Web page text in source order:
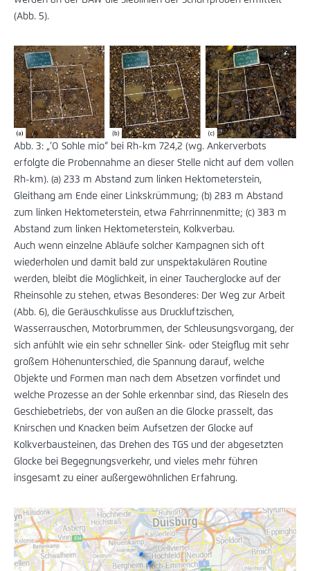
(Abb. 5).
Abb. 3: „’O Sohle mio“ bei Rh-km 724,2 (wg. Ankerverbots
erfolgte die Probennahme an dieser Stelle nicht auf dem vollen
Rh-km). (a) 233 m Abstand zum linken Hektometerstein,
Gleithang am Ende einer Linkskrümmung; (b) 283 m Abstand
zum linken Hektometerstein, etwa Fahrrinnenmitte; (c) 383 m
Abstand zum linken Hektometerstein, Kolkverbau.
Auch wenn einzelne Abläufe solcher Kampagnen sich oft
wiederholen und damit bald zur unspektakulären Routine
werden, bleibt die Möglichkeit, in einer Taucherglocke auf der
Rheinsohle zu stehen, etwas Besonderes: Der Weg zur Arbeit
(Abb. 6), die Geräuschkulisse aus Druckluftzischen,
Wasserrauschen, Motorbrummen, der Schleusungsvorgang, der
sich anfühlt wie ein sehr schneller Sink- oder Steigflug mit sehr
großem Höhenunterschied, die Spannung darauf, welche
Objekte und Formen man nach dem Absetzen vorfindet und
welche Prozesse an der Sohle erkennbar sind, das Rieseln des
Geschiebetriebs, der von außen an die Glocke prasselt, das
Knirschen und Knacken beim Aufsetzen der Glocke auf
Kolkverbausteinen, das Drehen des TGS und der abgesetzten
Glocke bei Begegnungsverkehr, und vieles mehr führen
insgesamt zu einer außergewöhnlichen Erfahrung.